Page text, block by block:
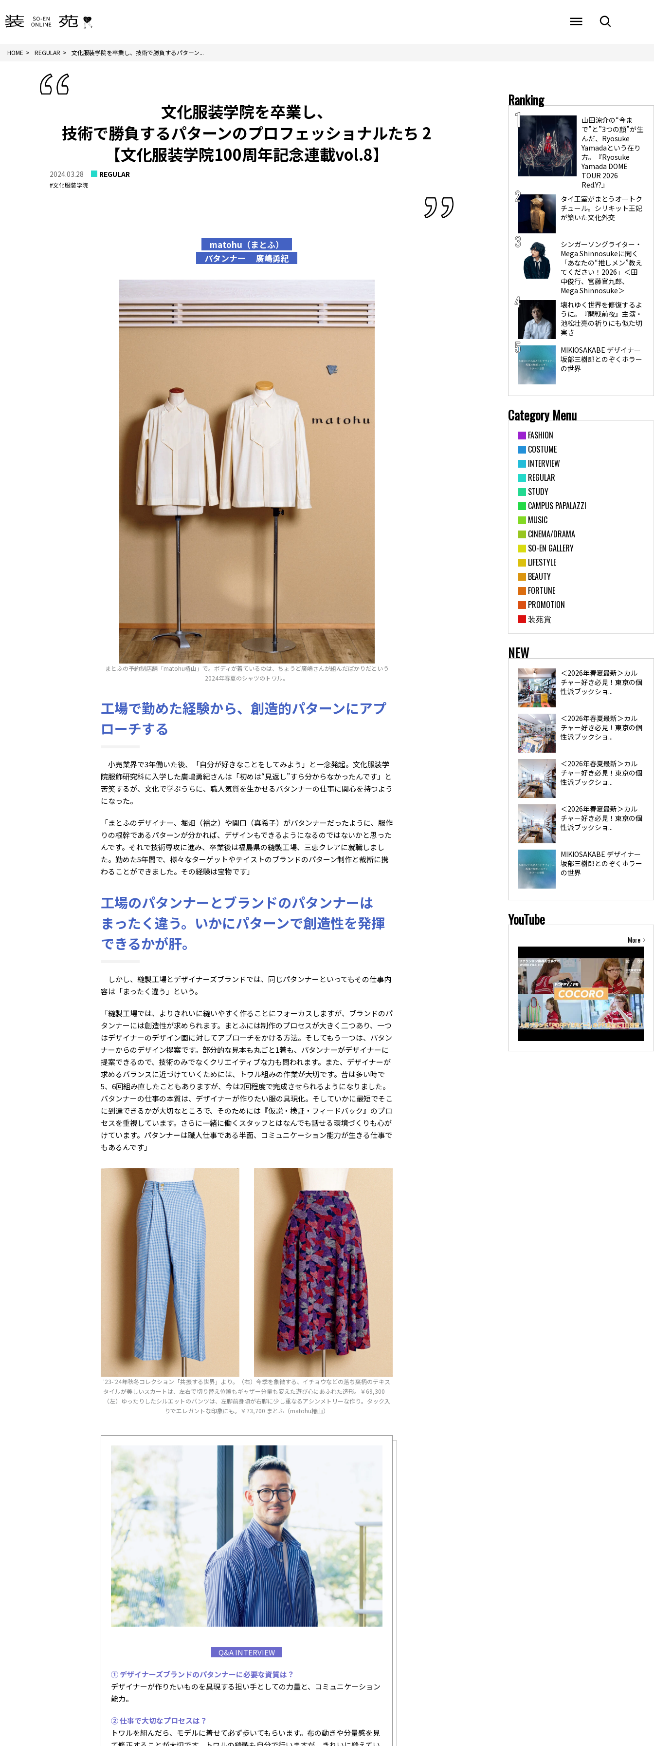
HOME REGULAR 文化服装学院を卒業し、技術で勝負するパターン...
文化服装学院を卒業し、
技術で勝負するパターンのプロフェッショナルたち 2
【文化服装学院100周年記念連載vol.8】
2024.03.28 REGULAR
#文化服装学院
matohu（まとふ）
パタンナー 廣嶋勇紀
まとふの予約制店舗「matohu椿山」で。ボディが着ているのは、ちょうど廣嶋さんが組んだばかりだという
2024年春夏のシャツのトワル。
工場で勤めた経験から、創造的パターンにアプ
ローチする
小売業界で3年働いた後、「自分が好きなことをしてみよう」と一念発起。文化服装学
院服飾研究科に入学した廣嶋勇紀さんは「初めは“見返し”すら分からなかったんです」と
苦笑するが、文化で学ぶうちに、職人気質を生かせるパタンナーの仕事に関心を持つよう
になった。
「まとふのデザイナー、堀畑（裕之）や関口（真希子）がパタンナーだったように、服作
りの根幹であるパターンが分かれば、デザインもできるようになるのではないかと思った
んです。それで技術専攻に進み、卒業後は福島県の縫製工場、三恵クレアに就職しまし
た。勤めた5年間で、様々なターゲットやテイストのブランドのパターン制作と裁断に携
わることができました。その経験は宝物です」
工場のパタンナーとブランドのパタンナーは
まったく違う。いかにパターンで創造性を発揮
できるかが肝。
しかし、縫製工場とデザイナーズブランドでは、同じパタンナーといってもその仕事内
容は「まったく違う」という。
「縫製工場では、よりきれいに縫いやすく作ることにフォーカスしますが、ブランドのパ
タンナーには創造性が求められます。まとふには制作のプロセスが大きく二つあり、一つ
はデザイナーのデザイン画に対してアプローチをかける方法。そしてもう一つは、パタン
ナーからのデザイン提案です。部分的な見本も丸ごと1着も、パタンナーがデザイナーに
提案できるので、技術のみでなくクリエイティブな力も問われます。また、デザイナーが
求めるバランスに近づけていくためには、トワル組みの作業が大切です。昔は多い時で
5、6回組み直したこともありますが、今は2回程度で完成させられるようになりました。
パタンナーの仕事の本質は、デザイナーが作りたい服の具現化。そしていかに最短でそこ
に到達できるかが大切なところで、そのためには『仮説・検証・フィードバック』のプロ
セスを重視しています。さらに一緒に働くスタッフとはなんでも話せる環境づくりも心が
けています。パタンナーは職人仕事である半面、コミュニケーション能力が生きる仕事で
もあるんです」
ʼ23-ʼ24年秋冬コレクション「共振する世界」より。（右）今季を象徴する、イチョウなどの落ち葉柄のテキス
タイルが美しいスカートは、左右で切り替え位置もギャザー分量も変えた遊び心にあふれた造形。￥69,300
（左）ゆったりしたシルエットのパンツは、左脚前身頃が右脚に少し重なるアシンメトリーな作り。タック入
りでエレガントな印象にも。￥73,700 まとふ（matohu椿山）
Q&A INTERVIEW
① デザイナーズブランドのパタンナーに必要な資質は？
デザイナーが作りたいものを具現する担い手としての力量と、コミュニケーション
能力。
② 仕事で大切なプロセスは？
トワルを組んだら、モデルに着せて必ず歩いてもらいます。布の動きや分量感を見
Ranking
山田涼介の“今ま
で”と”3つの顔”が生
んだ、Ryosuke
Yamadaという在り
方。『Ryosuke
Yamada DOME
TOUR 2026
Red.Y?』
タイ王室がまとうオートク
チュール。シリキット王妃
が築いた文化外交
シンガーソングライター・
Mega Shinnosukeに聞く
「あなたの“推しメン”教え
てください！2026」＜田
中俊行、宮藤官九郎、
Mega Shinnosuke＞
壊れゆく世界を修復するよ
うに。『開戦前夜』主演・
池松壮亮の祈りにも似た切
実さ
MIKIOSAKABE デザイナー
坂部三樹郎とのぞくホラー
の世界
Category Menu
FASHION
COSTUME
INTERVIEW
REGULAR
STUDY
CAMPUS PAPALAZZI
MUSIC
CINEMA/DRAMA
SO-EN GALLERY
LIFESTYLE
BEAUTY
FORTUNE
PROMOTION
装苑賞
NEW
＜2026年春夏最新＞カル
チャー好き必見！東京の個
性派ブックショ...
＜2026年春夏最新＞カル
チャー好き必見！東京の個
性派ブックショ...
＜2026年春夏最新＞カル
チャー好き必見！東京の個
性派ブックショ...
＜2026年春夏最新＞カル
チャー好き必見！東京の個
性派ブックショ...
MIKIOSAKABE デザイナー
坂部三樹郎とのぞくホラー
の世界
YouTube
More